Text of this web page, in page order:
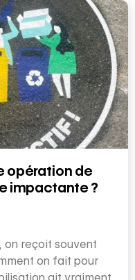
opération de
impactante ?
on reçoit souvent
on fait pour